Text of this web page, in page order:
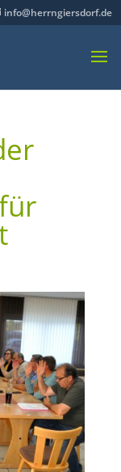
info@herrngiersdorf.de